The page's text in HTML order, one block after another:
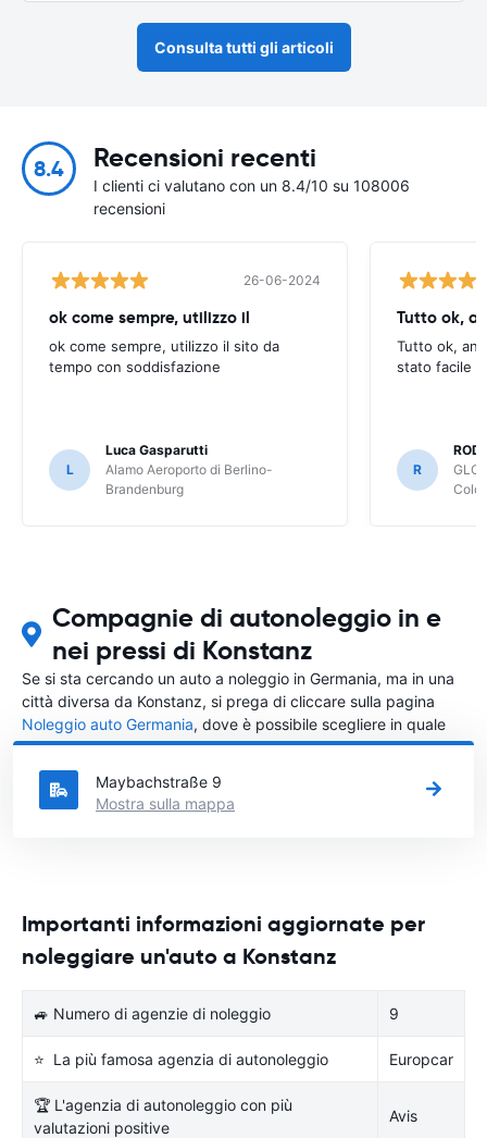
Consulta tutti gli articoli
8.4 Recensioni recenti
I clienti ci valutano con un 8.4/10 su 108006
recensioni
26-06-2024
ok come sempre, utilizzo il
ok come sempre, utilizzo il sito da
tempo con soddisfazione
L
Luca Gasparutti
Alamo Aeroporto di Berlino-
Brandenburg
Tutto ok,
Tutto ok,
stato facile
R
Compagnie di autonoleggio in e
nei pressi di Konstanz
Se si sta cercando un auto a noleggio in Germania, ma in una
città diversa da Konstanz, si prega di cliccare sulla pagina
Noleggio auto Germania, dove è possibile scegliere in quale
città in Germania si vuole noleggiare l'auto.
Maybachstraße 9
Mostra sulla mappa
Importanti informazioni aggiornate per
noleggiare un'auto a Konstanz
🚙 Numero di agenzie di noleggio 9
⭐ La più famosa agenzia di autonoleggio Europcar
🏆 L'agenzia di autonoleggio con più
valutazioni positive
Avis